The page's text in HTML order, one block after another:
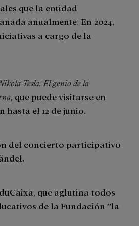
que la entidad
anualmente. En 2024,
a cargo de la
Tesla. El genio de la
, que puede visitarse en
hasta el 12 de junio.
del concierto participativo
que aglutina todos
de la Fundación ”la